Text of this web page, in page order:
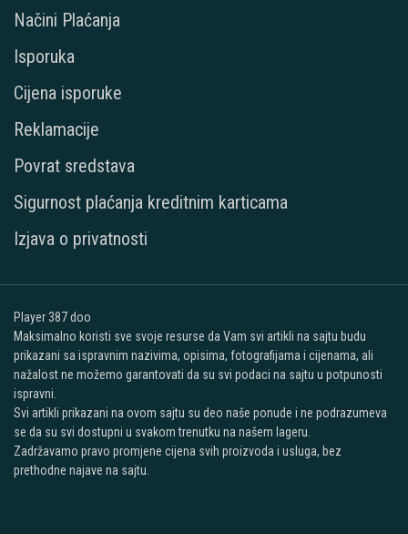
Načini Plaćanja
Isporuka
Cijena isporuke
Reklamacije
Povrat sredstava
Sigurnost plaćanja kreditnim karticama
Izjava o privatnosti
Player 387 doo
Maksimalno koristi sve svoje resurse da Vam svi artikli na sajtu budu
prikazani sa ispravnim nazivima, opisima, fotografijama i cijenama, ali
nažalost ne možemo garantovati da su svi podaci na sajtu u potpunosti
ispravni.
Svi artikli prikazani na ovom sajtu su deo naše ponude i ne podrazumeva
se da su svi dostupni u svakom trenutku na našem lageru.
Zadržavamo pravo promjene cijena svih proizvoda i usluga, bez
prethodne najave na sajtu.